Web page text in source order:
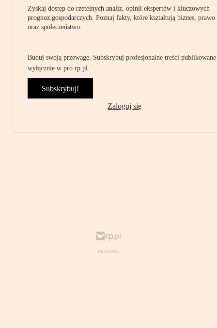
Zyskaj dostęp do rzetelnych analiz, opinii ekspertów i kluczowych
prognoz gospodarczych. Poznaj fakty, które kształtują biznes, prawo
oraz społeczeństwo.
Buduj swoją przewagę. Subskrybuj profesjonalne treści publikowane
wyłącznie w pro.rp.pl.
Subskrybuj!
Zaloguj się